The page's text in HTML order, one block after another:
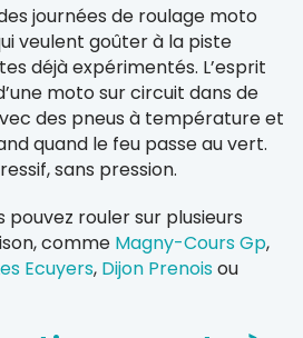
journées de roulage moto
veulent goûter à la piste
déjà expérimentés. L’esprit
moto sur circuit dans de
des pneus à température et
quand le feu passe au vert.
sans pression.
pouvez rouler sur plusieurs
comme Magny-Cours Gp,
Ecuyers, Dijon Prenoisou